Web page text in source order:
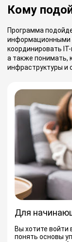
Кому
Программа
информационными
координировать
а также понимать,
инфраструктуры и
Для
Вы хотите войти
понять основы